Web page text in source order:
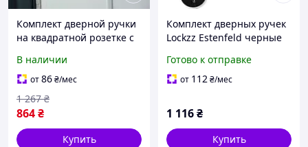
Комплект дверной ручки
на квадратной розетке с
3 TRION NEGRO74 AL-AL
MB чёрный
В наличии
от86₴/мес
864₴
1 267 ₴
Купить
Комплект дверных ручек
Lockzz Estenfeld черные
нержавеющей стали для
межкомнатных дверей
Готово к отправке
от 112₴/мес
1 116₴
Купить